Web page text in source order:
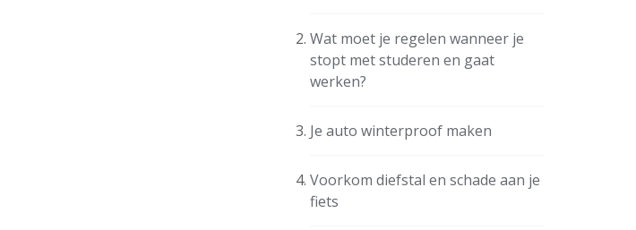
Wat moet je regelen wanneer je
stopt met studeren en gaat
werken?
Je auto winterproof maken
Voorkom diefstal en schade aan je
fiets